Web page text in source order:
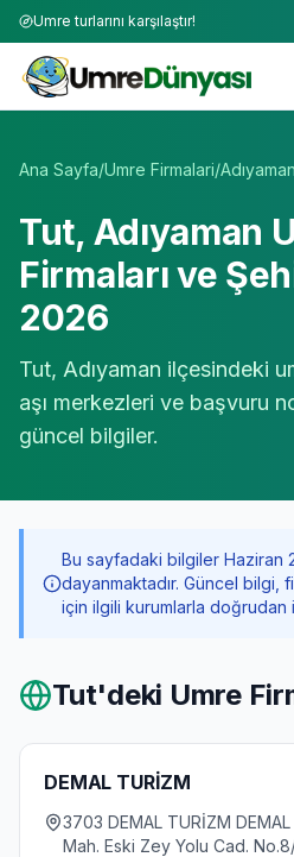
Umre turlarını karşılaştır!
Ana Sayfa/Umre Firmalari/Adıyaman
Tut, Adıyaman
Firmaları ve
2026
Tut, Adıyaman ilçesindeki
aşı merkezleri ve başvuru
güncel bilgiler.
Bu sayfadaki bilgiler Haziran
dayanmaktadır. Güncel bilgi,
için ilgili kurumlarla doğrudan
Tut'deki Umre
DEMAL TURİZM
3703 DEMAL TURİZM
Mah. Eski Zey Yolu Cad.